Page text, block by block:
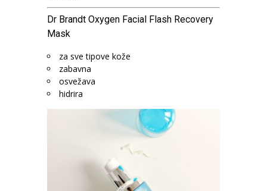
Dr Brandt Oxygen Facial Flash Recovery
Mask
za sve tipove kože
zabavna
osvežava
hidrira